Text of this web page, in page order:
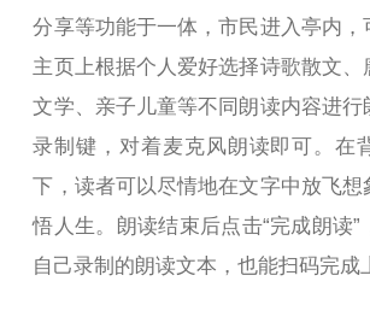
分享等功能于一体，市民进入亭内，
主页上根据个人爱好选择诗歌散文、
文学、亲子儿童等不同朗读内容进行
录制键，对着麦克风朗读即可。在
下，读者可以尽情地在文字中放飞想
悟人生。朗读结束后点击“完成朗读”
自己录制的朗读文本，也能扫码完成